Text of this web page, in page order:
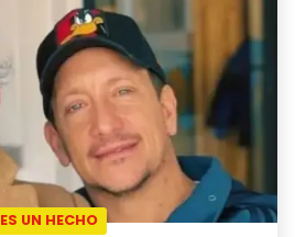
ES UN HECHO